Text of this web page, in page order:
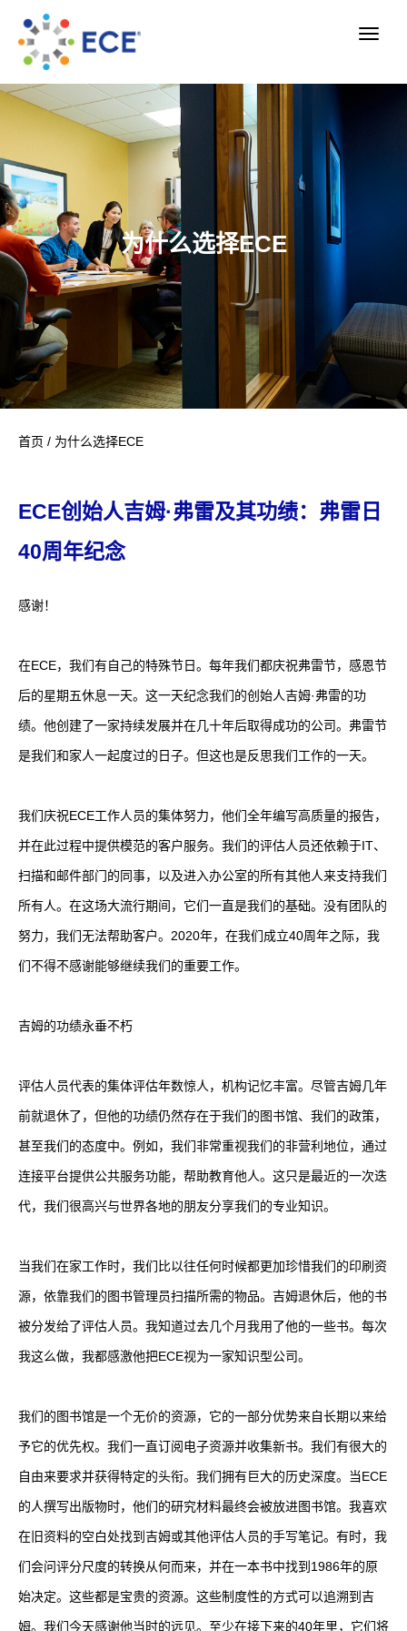
为什么选择ECE
首页 / 为什么选择ECE
ECE创始人吉姆·弗雷及其功绩：弗雷日
40周年纪念
感谢！
在ECE，我们有自己的特殊节日。每年我们都庆祝弗雷节，感恩节
后的星期五休息一天。这一天纪念我们的创始人吉姆·弗雷的功
绩。他创建了一家持续发展并在几十年后取得成功的公司。弗雷节
是我们和家人一起度过的日子。但这也是反思我们工作的一天。
我们庆祝ECE工作人员的集体努力，他们全年编写高质量的报告，
并在此过程中提供模范的客户服务。我们的评估人员还依赖于IT、
扫描和邮件部门的同事，以及进入办公室的所有其他人来支持我们
所有人。在这场大流行期间，它们一直是我们的基础。没有团队的
努力，我们无法帮助客户。2020年，在我们成立40周年之际，我
们不得不感谢能够继续我们的重要工作。
吉姆的功绩永垂不朽
评估人员代表的集体评估年数惊人，机构记忆丰富。尽管吉姆几年
前就退休了，但他的功绩仍然存在于我们的图书馆、我们的政策，
甚至我们的态度中。例如，我们非常重视我们的非营利地位，通过
连接平台提供公共服务功能，帮助教育他人。这只是最近的一次迭
代，我们很高兴与世界各地的朋友分享我们的专业知识。
当我们在家工作时，我们比以往任何时候都更加珍惜我们的印刷资
源，依靠我们的图书管理员扫描所需的物品。吉姆退休后，他的书
被分发给了评估人员。我知道过去几个月我用了他的一些书。每次
我这么做，我都感激他把ECE视为一家知识型公司。
我们的图书馆是一个无价的资源，它的一部分优势来自长期以来给
予它的优先权。我们一直订阅电子资源并收集新书。我们有很大的
自由来要求并获得特定的头衔。我们拥有巨大的历史深度。当ECE
的人撰写出版物时，他们的研究材料最终会被放进图书馆。我喜欢
在旧资料的空白处找到吉姆或其他评估人员的手写笔记。有时，我
们会问评分尺度的转换从何而来，并在一本书中找到1986年的原
始决定。这些都是宝贵的资源。这些制度性的方式可以追溯到吉
姆。我们今天感谢他当时的远见。至少在接下来的40年里，它们将